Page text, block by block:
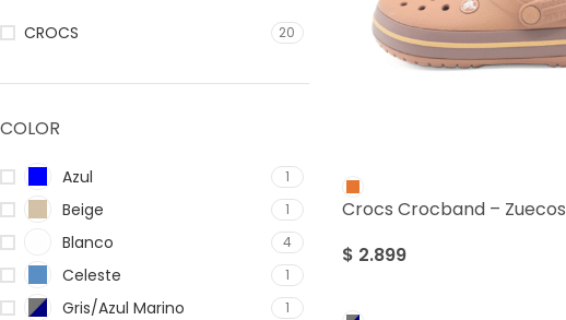
CROCS 20
COLOR
Azul 1
Beige 1
Blanco 4
Celeste 1
Gris/Azul Marino 1
Crocs Crocband – Zuecos
$ 2.899